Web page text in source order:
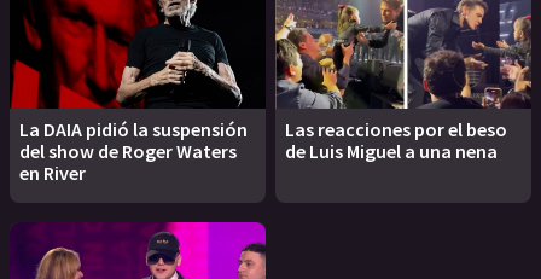
La DAIA pidió la suspensión
del show de Roger Waters
en River
Las reacciones por el beso
de Luis Miguel a una nena